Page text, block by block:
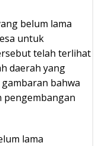
belum lama
untuk
telah terlihat
daerah yang
bahwa
pengembangan
lama